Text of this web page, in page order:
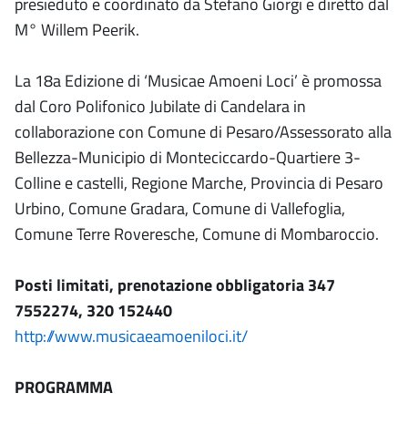
M° Willem Peerik.
La 18a Edizione di ‘Musicae Amoeni Loci’ è promossa
dal Coro Polifonico Jubilate di Candelara in
collaborazione con Comune di Pesaro/Assessorato alla
Bellezza-Municipio di Monteciccardo-Quartiere 3-
Colline e castelli, Regione Marche, Provincia di Pesaro
Urbino, Comune Gradara, Comune di Vallefoglia,
Comune Terre Roveresche, Comune di Mombaroccio.
Posti limitati, prenotazione obbligatoria 347
7552274, 320 152440
http://www.musicaeamoeniloci.it/
PROGRAMMA